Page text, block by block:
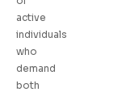
active
individuals
who
demand
both